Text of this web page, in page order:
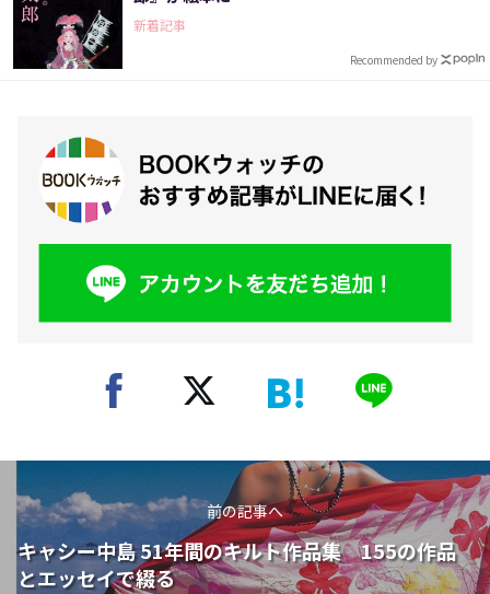
新着記事
Recommended by
前の記事へ
キャシー中島 51年間のキルト作品集 155の作品
とエッセイで綴る